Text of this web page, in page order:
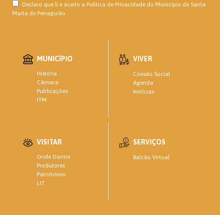
Declaro que li e aceito a Política de Privacidade do Município de Santa
Marta de Penaguião
MUNICÍPIO
História
Câmara
Publicações
ITM
VIVER
Coesão Social
Agenda
Notícias
VISITAR
Onde Dormir
Produtores
Património
LIT
SERVIÇOS
Balcão Virtual